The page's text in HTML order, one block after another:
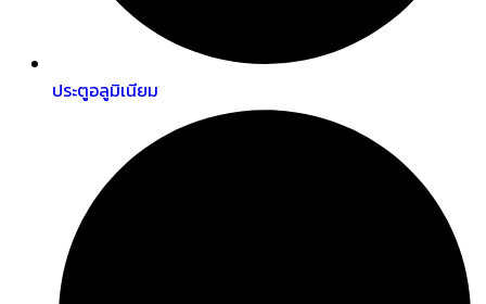
ประตูอลูมิเนียม